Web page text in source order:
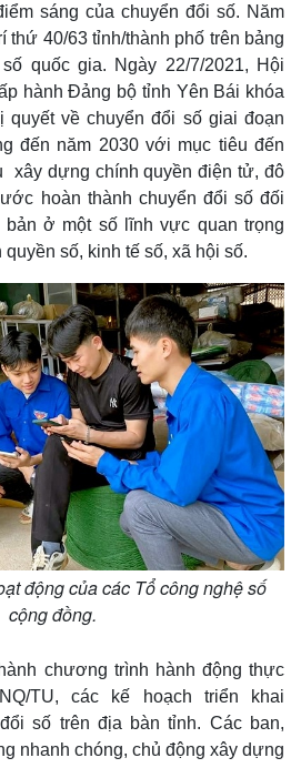
Thị trường
Giá vàng
Tiêu dùng
Tỷ giá
Chứng khoán
Giá cà phê
sáng của chuyển đổi số. Năm
thứ 40/63 tỉnh/thành phố trên bảng
quốc gia. Ngày 22/7/2021, Hội
hành Đảng bộ tỉnh Yên Bái khóa
quyết về chuyển đổi số giai đoạn
đến năm 2030 với mục tiêu đến
xây dựng chính quyền điện tử, đô
hoàn thành chuyển đổi số đối
ở một số lĩnh vực quan trọng
số, kinh tế số, xã hội số.
động của các Tổ công nghệ số
cộng đồng.
chương trình hành động thực
TU, các kế hoạch triển khai
số trên địa bàn tỉnh. Các ban,
nhanh chóng, chủ động xây dựng